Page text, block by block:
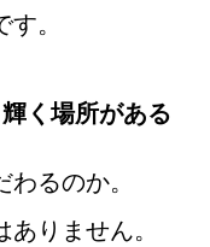
。
く場所がある
るのか。
りません。